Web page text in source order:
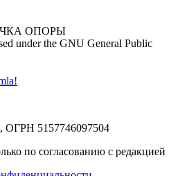
ОПОРЫ
under the GNU General Public
5157746097504
по согласованию с редакцией